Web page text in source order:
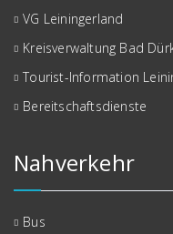
VG Leiningerland
Kreisverwaltung Bad
Tourist-Information
Bereitschaftsdienste
Nahverkehr
Bus